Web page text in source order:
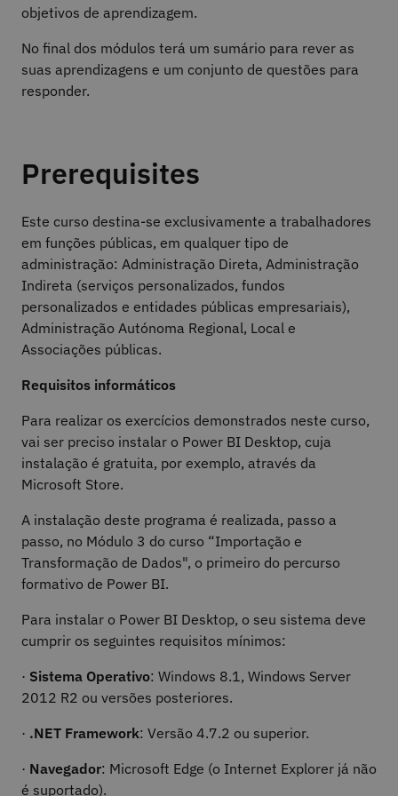
objetivos de aprendizagem.
No final dos módulos terá um sumário para rever as
suas aprendizagens e um conjunto de questões para
responder.
Prerequisites
Este curso destina-se exclusivamente a trabalhadores
em funções públicas, em qualquer tipo de
administração: Administração Direta, Administração
Indireta (serviços personalizados, fundos
personalizados e entidades públicas empresariais),
Administração Autónoma Regional, Local e
Associações públicas.
Requisitos informáticos
Para realizar os exercícios demonstrados neste curso,
vai ser preciso instalar o Power BI Desktop, cuja
instalação é gratuita, por exemplo, através da
Microsoft Store.
A instalação deste programa é realizada, passo a
passo, no Módulo 3 do curso “Importação e
Transformação de Dados", o primeiro do percurso
formativo de Power BI.
Para instalar o Power BI Desktop, o seu sistema deve
cumprir os seguintes requisitos mínimos:
· Sistema Operativo: Windows 8.1, Windows Server
2012 R2 ou versões posteriores.
· .NET Framework: Versão 4.7.2 ou superior.
· Navegador: Microsoft Edge (o Internet Explorer já não
é suportado).